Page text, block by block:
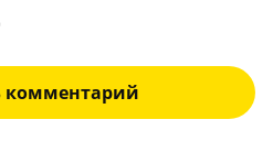
комментарий